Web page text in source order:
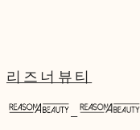
리즈너뷰티